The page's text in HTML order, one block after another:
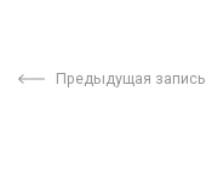
Предыдущая запись